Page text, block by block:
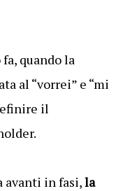
quando la
al “vorrei” e “mi
il
avanti in fasi,la